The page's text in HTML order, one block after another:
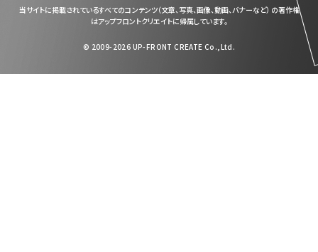
当サイトに掲載されているすべてのコンテンツ（文章、写真、画像、動画、バナーなど） の著作権
はアップフロントクリエイトに帰属しています。
© 2009-2026 UP-FRONT CREATE Co.,Ltd.